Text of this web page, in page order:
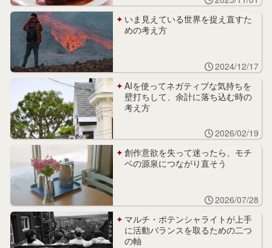
いま見えている世界を捉え直すた
めの考え方
2024/12/17
AIを使ってネガティブな気持ちを
壁打ちして、余計に落ち込む時の
考え方
2026/02/19
創作意欲を失って迷ったら、モチ
ベの源泉につながり直そう
2026/07/28
マルチ・ポテンシャライトが上手
に活動バランスを取るための二つ
の軸